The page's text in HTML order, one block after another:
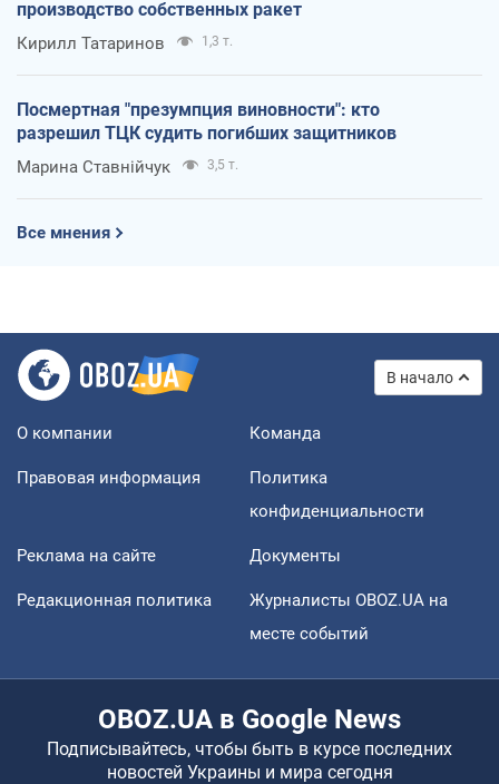
производство собственных ракет
Кирилл Татаринов 1,3 т.
Посмертная "презумпция виновности": кто
разрешил ТЦК судить погибших защитников
Марина Ставнійчук 3,5 т.
Все мнения
В начало
О компании Команда
Правовая информация
Политика
конфиденциальности
Реклама на сайте Документы
Редакционная политика
Журналисты OBOZ.UA на
месте событий
OBOZ.UA в Google News
Подписывайтесь, чтобы быть в курсе последних
новостей Украины и мира сегодня